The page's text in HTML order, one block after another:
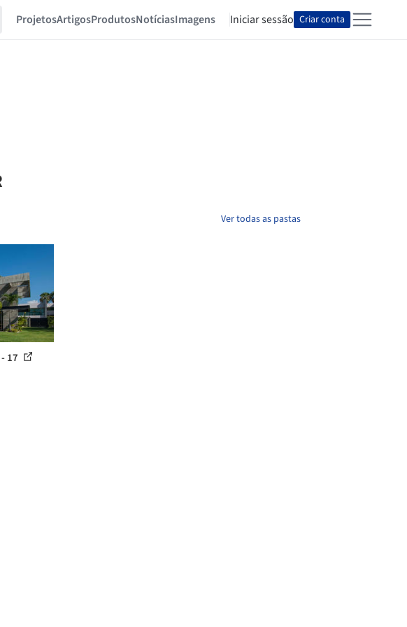
ProjetosArtigosProdutosNotíciasImagens Iniciar sessão Criar conta
Ver todas as pastas
17